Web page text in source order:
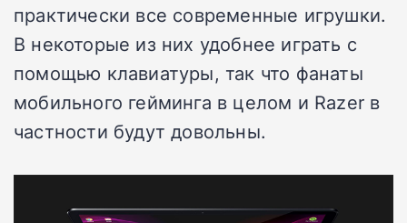
практически все современные игрушки.
В некоторые из них удобнее играть с
помощью клавиатуры, так что фанаты
мобильного гейминга в целом и Razer в
частности будут довольны.